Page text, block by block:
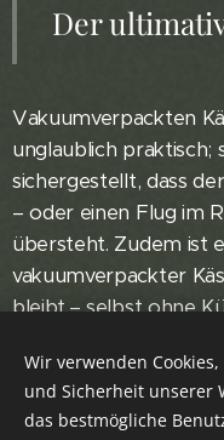
Der
Vakuumverpackten
unglaublich praktisch;
sichergestellt, dass
– oder einen Flug im
übersteht. Zudem ist
vakuumverpackter
bleibt.– selbst ohne
Lassen Sie uns
und
und Sie müssen auch
Wir verwenden
und Sicherheit unserer
das bestmögliche